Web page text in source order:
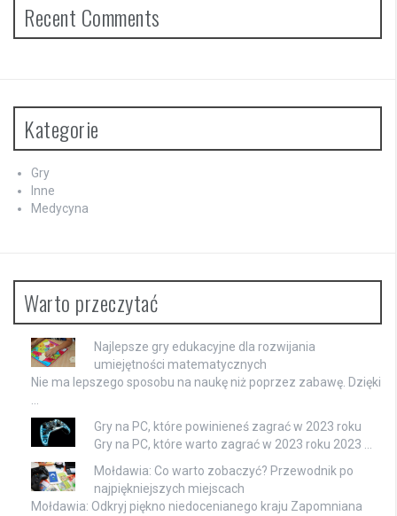
Recent Comments
Kategorie
Gry
Inne
Medycyna
Warto przeczytać
Najlepsze gry edukacyjne dla rozwijania
umiejętności matematycznych
Nie ma lepszego sposobu na naukę niż poprzez zabawę. Dzięki
Gry na PC, które powinieneś zagrać w 2023 roku
Gry na PC, które warto zagrać w 2023 roku 2023 …
Mołdawia: Co warto zobaczyć? Przewodnik po
najpiękniejszych miejscach
Mołdawia: Odkryj piękno niedocenianego kraju Zapomniana